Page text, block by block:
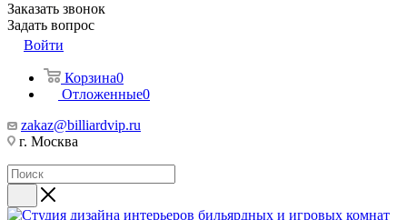
Заказать звонок
Задать вопрос
Войти
Корзина0
Отложенные0
zakaz@billiardvip.ru
г. Москва